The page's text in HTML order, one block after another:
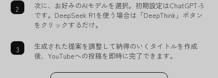
次に、お好みのAIモデルを選択。初期設定はChatGPT-5
です。DeepSeek R1を使う場合は「DeepThink」ボタン
をクリックするだけ。
生成された提案を調整して納得のいくタイトルを作成
後、YouTubeへの投稿を即時に完了できます。